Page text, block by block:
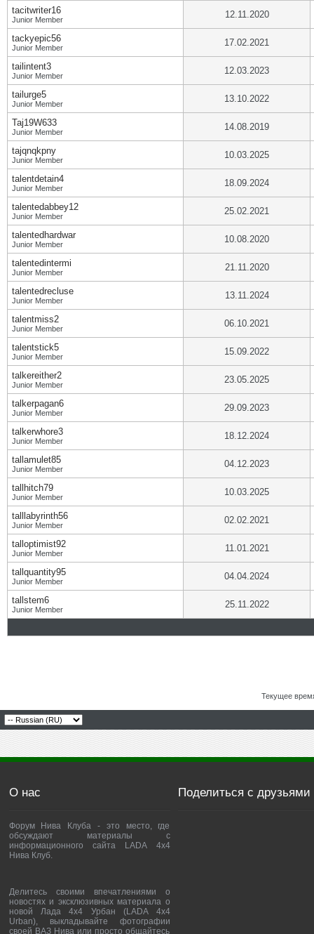
tacitwriter16
Junior Member 12.11.2020
tackyepic56
Junior Member 17.02.2021
tailintent3
Junior Member 12.03.2023
tailurge5
Junior Member 13.10.2022
Taj19W633
Junior Member 14.08.2019
tajqnqkpny
Junior Member 10.03.2025
talentdetain4
Junior Member 18.09.2024
talentedabbey12
Junior Member 25.02.2021
talentedhardwar
Junior Member 10.08.2020
talentedintermi
Junior Member 21.11.2020
talentedrecluse
Junior Member 13.11.2024
talentmiss2
Junior Member 06.10.2021
talentstick5
Junior Member 15.09.2022
talkereither2
Junior Member 23.05.2025
talkerpagan6
Junior Member 29.09.2023
talkerwhore3
Junior Member 18.12.2024
tallamulet85
Junior Member 04.12.2023
tallhitch79
Junior Member 10.03.2025
talllabyrinth56
Junior Member 02.02.2021
talloptimist92
Junior Member 11.01.2021
tallquantity95
Junior Member 04.04.2024
tallstem6
Junior Member 25.11.2022
Текущее
О нас
Форум Нива Клуба - это место, где
обсуждают материалы с
информационного сайта LADA 4x4
Нива Клуб.
Делитесь своими впечатлениями о
новостях и эксклюзивных материала о
новой Лада 4х4 Урбан (LADA 4x4
Urban), выкладывайте фотографии
своей ВАЗ Нива или просто общайтесь
Поделиться с друзьями